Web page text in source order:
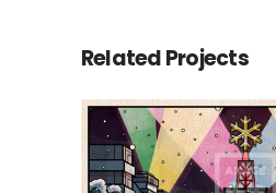
Related Projects